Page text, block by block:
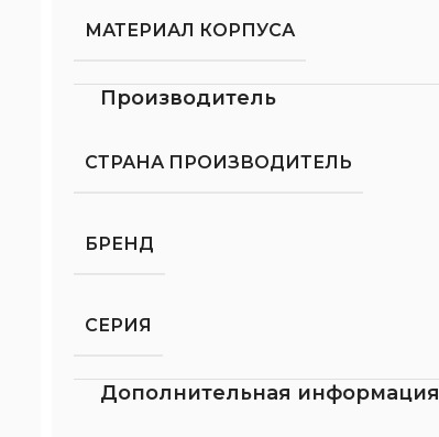
МАТЕРИАЛ КОРПУСА
Производитель
СТРАНА ПРОИЗВОДИТЕЛЬ
БРЕНД
СЕРИЯ
Дополнительная информация